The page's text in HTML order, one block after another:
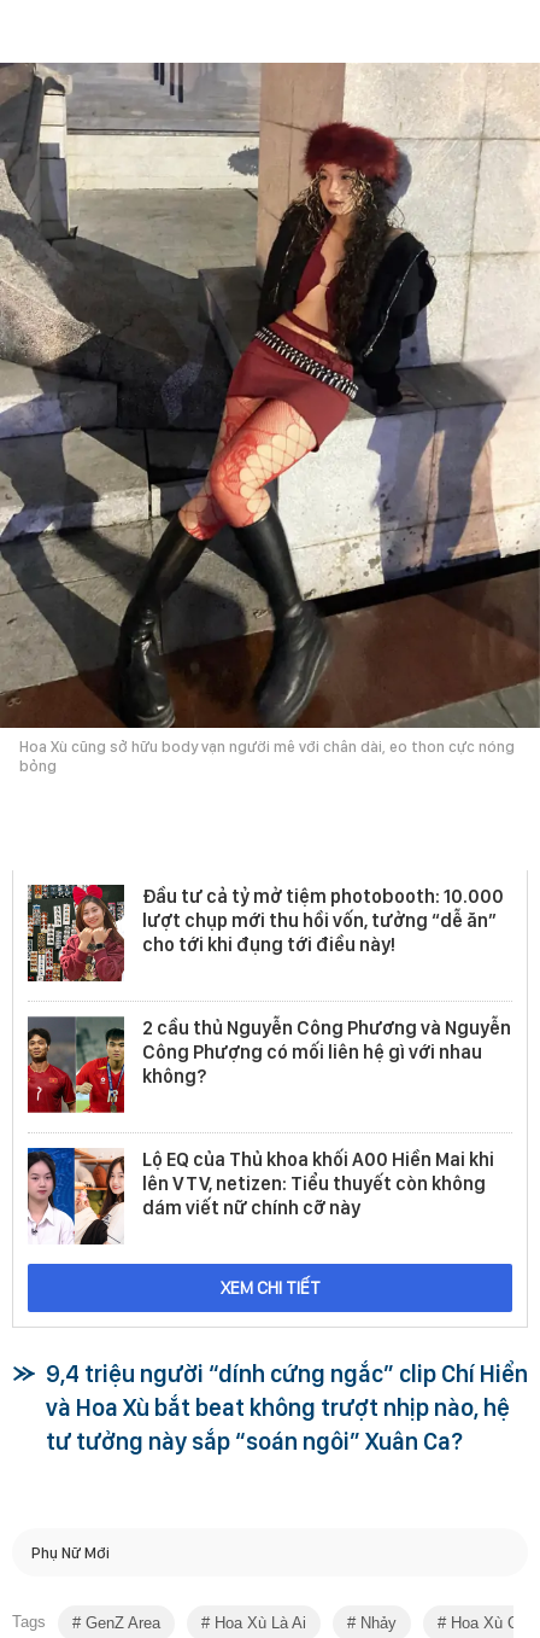
Hoa Xù cũng sở hữu body vạn người mê với chân dài, eo thon cực nóng
bỏng
Đầu tư cả tỷ mở tiệm photobooth: 10.000
lượt chụp mới thu hồi vốn, tưởng “dễ ăn”
cho tới khi đụng tới điều này!
2 cầu thủ Nguyễn Công Phương và Nguyễn
Công Phượng có mối liên hệ gì với nhau
không?
Lộ EQ của Thủ khoa khối A00 Hiền Mai khi
lên VTV, netizen: Tiểu thuyết còn không
dám viết nữ chính cỡ này
XEM CHI TIẾT
9,4 triệu người “dính cứng ngắc” clip Chí Hiển
và Hoa Xù bắt beat không trượt nhịp nào, hệ
tư tưởng này sắp “soán ngôi” Xuân Ca?
Phụ Nữ Mới
Tags GenZ Area Hoa Xù Là Ai Nhảy Hoa Xù Chí